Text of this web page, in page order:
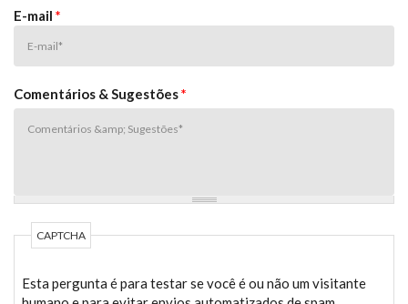
E-mail *
Comentários & Sugestões*
CAPTCHA
Esta pergunta é para testar se você é ou não um visitante